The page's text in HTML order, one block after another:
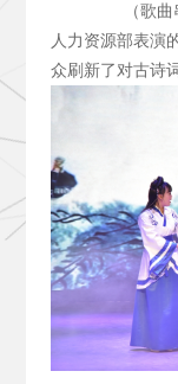
（歌
人力资源部表演
众刷新了对古诗